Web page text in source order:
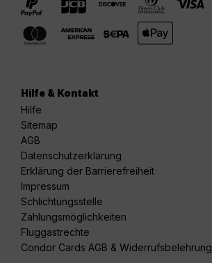
Hilfe & Kontakt
Hilfe
Sitemap
AGB
Datenschutzerklärung
Erklärung der Barrierefreiheit
Impressum
Schlichtungsstelle
Zahlungsmöglichkeiten
Fluggastrechte
Condor Cards AGB & Widerrufsbelehrung